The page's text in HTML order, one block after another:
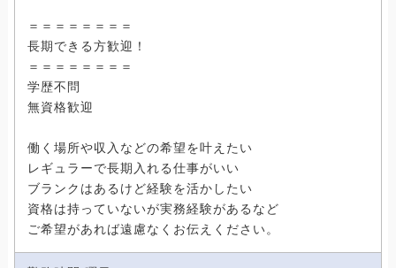
＝＝＝＝＝＝＝＝
長期できる方歓迎！
＝＝＝＝＝＝＝＝
学歴不問
無資格歓迎
働く場所や収入などの希望を叶えたい
レギュラーで長期入れる仕事がいい
ブランクはあるけど経験を活かしたい
資格は持っていないが実務経験があるなど
ご希望があれば遠慮なくお伝えください。